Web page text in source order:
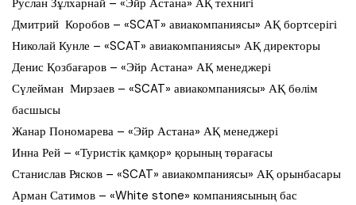
Руслан Зұлхарнай – «Эйр Астана» АҚ технигі
Дмитрий Коробов – «SCAT» авиакомпаниясы» АҚ бортсерігі
Николай Кунле – «SCAT» авиакомпаниясы» АҚ директоры
Денис Қозбағаров – «Эйр Астана» АҚ менеджері
Сүлейман Мирзаев – «SCAT» авиакомпаниясы» АҚ бөлім
басшысы
Жанар Пономарева – «Эйр Астана» АҚ менеджері
Инна Рей – «Туристік қамқор» қорының төрағасы
Станислав Рясков – «SCAT» авиакомпаниясы» АҚ орынбасары
Арман Сатимов – «White stone» компаниясының бас